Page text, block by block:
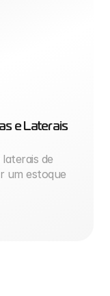
e Laterais
de
um estoque